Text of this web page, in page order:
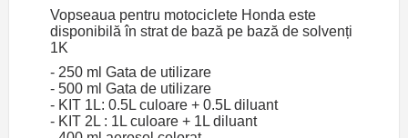
Vopseaua pentru motociclete Honda este
disponibilă în strat de bază pe bază de solvenți
1K
- 250 ml Gata de utilizare
- 500 ml Gata de utilizare
- KIT 1L: 0.5L culoare + 0.5L diluant
- KIT 2L : 1L culoare + 1L diluant